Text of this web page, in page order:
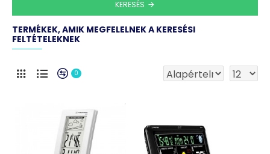
KERESÉS
TERMÉKEK, AMIK MEGFELELNEK A KERESÉSI
FELTÉTELEKNEK
0